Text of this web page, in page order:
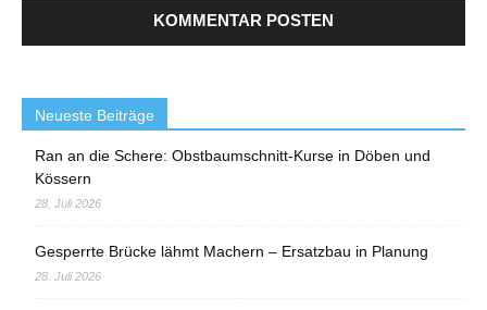
Neueste Beiträge
Ran an die Schere: Obstbaumschnitt-Kurse in Döben und
Kössern
28. Juli 2026
Gesperrte Brücke lähmt Machern – Ersatzbau in Planung
28. Juli 2026